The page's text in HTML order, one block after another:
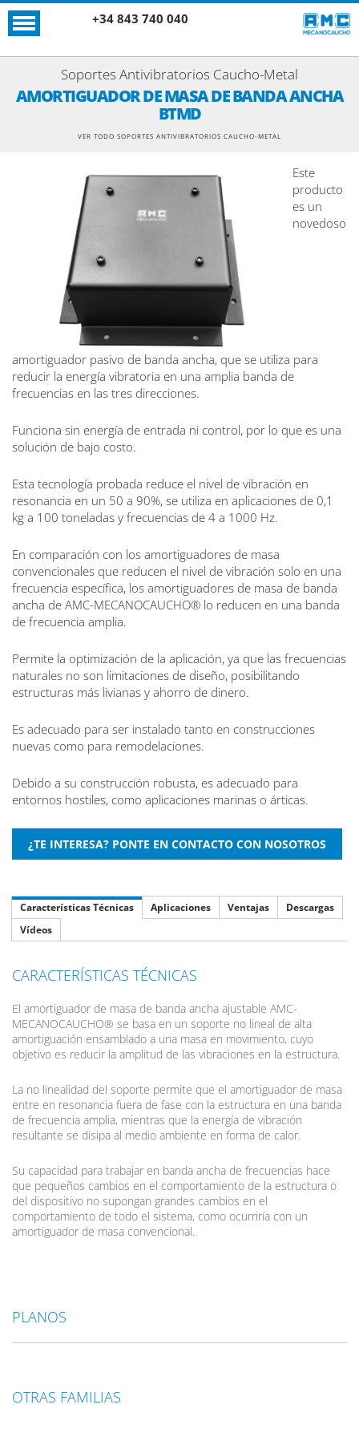
+34 843 740 040
Soportes Antivibratorios Caucho-Metal
AMORTIGUADOR DE MASA DE BANDA ANCHA
BTMD
VER TODO SOPORTES ANTIVIBRATORIOS CAUCHO-METAL
Este
producto
es un
novedoso
amortiguador pasivo de banda ancha, que se utiliza para
reducir la energía vibratoria en una amplia banda de
frecuencias en las tres direcciones.
Funciona sin energía de entrada ni control, por lo que es una
solución de bajo costo.
Esta tecnología probada reduce el nivel de vibración en
resonancia en un 50 a 90%, se utiliza en aplicaciones de 0,1
kg a 100 toneladas y frecuencias de 4 a 1000 Hz.
En comparación con los amortiguadores de masa
convencionales que reducen el nivel de vibración solo en una
frecuencia específica, los amortiguadores de masa de banda
ancha de AMC-MECANOCAUCHO® lo reducen en una banda
de frecuencia amplia.
Permite la optimización de la aplicación, ya que las frecuencias
naturales no son limitaciones de diseño, posibilitando
estructuras más livianas y ahorro de dinero.
Es adecuado para ser instalado tanto en construcciones
nuevas como para remodelaciones.
Debido a su construcción robusta, es adecuado para
entornos hostiles, como aplicaciones marinas o árticas.
Características Técnicas Aplicaciones Ventajas
Descargas
Vídeos
CARACTERÍSTICAS TÉCNICAS
El amortiguador de masa de banda ancha ajustable AMC-
MECANOCAUCHO® se basa en un soporte no lineal de alta
amortiguación ensamblado a una masa en movimiento, cuyo
objetivo es reducir la amplitud de las vibraciones en la estructura.
La no linealidad del soporte permite que el amortiguador de masa
entre en resonancia fuera de fase con la estructura en una banda
de frecuencia amplia, mientras que la energía de vibración
resultante se disipa al medio ambiente en forma de calor.
Su capacidad para trabajar en banda ancha de frecuencias hace
que pequeños cambios en el comportamiento de la estructura o
del dispositivo no supongan grandes cambios en el
comportamiento de todo el sistema, como ocurriría con un
amortiguador de masa convencional.
PLANOS
OTRAS FAMILIAS